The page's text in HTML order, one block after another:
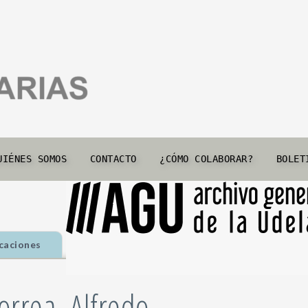
SOMOS CONTACTO ¿CÓMO COLABORAR?